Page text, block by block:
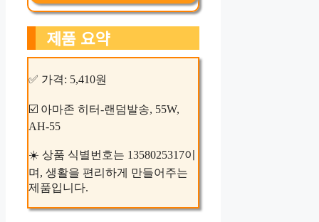
제품 요약
✅ 가격: 5,410원
☑️ 아마존 히터-랜덤발송, 55W,
AH-55
☀️ 상품 식별번호는 1358025317이
며, 생활을 편리하게 만들어주는
제품입니다.